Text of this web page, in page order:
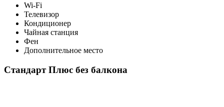
Wi-Fi
Телевизор
Кондиционер
Чайная станция
Фен
Дополнительное место
Стандарт Плюс без балкона